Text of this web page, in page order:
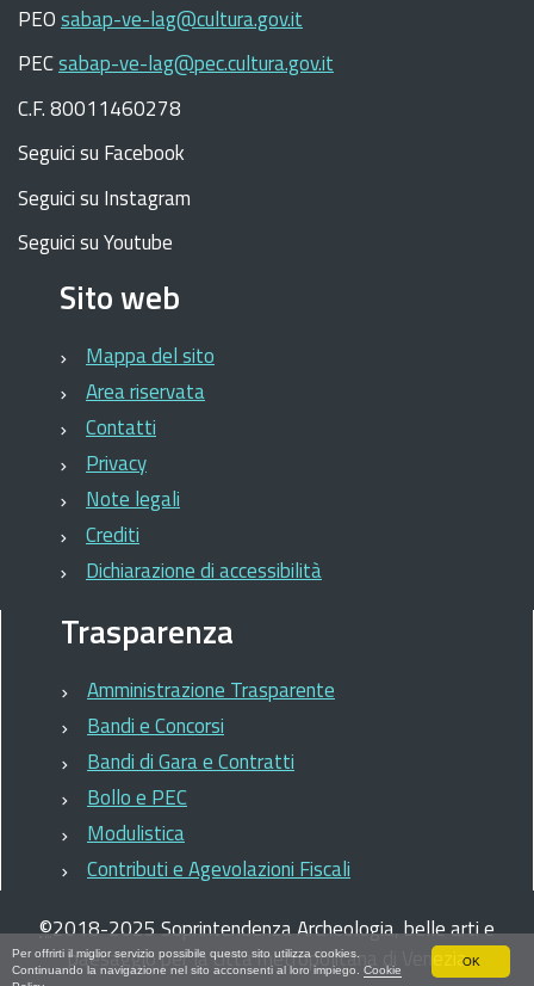
Per offrirti il miglior servizio possibile questo sito utilizza cookies.
Continuando la navigazione nel sito acconsenti al loro impiego. Cookie
OK
PEOsabap-ve-lag@cultura.gov.it
PECsabap-ve-lag@pec.cultura.gov.it
C.F. 80011460278
Seguici su Facebook
Seguici su Instagram
Seguici su Youtube
Sito web
Mappa del sito
Area riservata
Contatti
Privacy
Note legali
Crediti
Dichiarazione di accessibilità
Trasparenza
Amministrazione Trasparente
Bandi e Concorsi
Bandi di Gara e Contratti
Bollo e PEC
Modulistica
Contributi e Agevolazioni Fiscali
©2018-2025Soprintendenza Archeologia, belle arti e
paesaggio per la città metropolitana di Venezia